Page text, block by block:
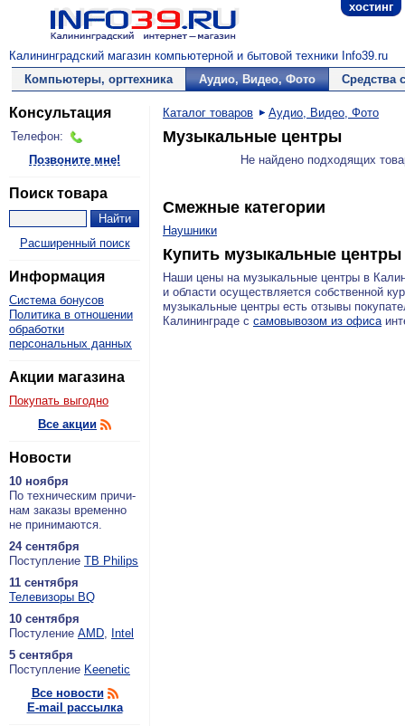
хостинг
Калининградский магазин компьютерной и бытовой техники Info39.ru
Компьютеры, оргтехника
Аудио, Видео, Фото Средства
Консультация
Телефон:
Позвоните мне!
Поиск товара
Расширенный поиск
Информация
Система бонусов
Политика в отношении
обработки
персональных данных
Акции магазина
Покупать выгодно
Все акции
Новости
10 ноября
По тех­ни­че­ским при­чи­
нам за­ка­зы вре­мен­но
не при­ни­ма­ют­ся.
24 сентября
По­ступ­ле­ние ТВ Philips
11 сентября
Теле­ви­зо­ры BQ
10 сентября
По­сту­ле­ние AMD, Intel
5 сентября
По­ступ­ле­ние Keenetic
Все новости
E-mail рассылка
Каталог товаров Аудио, Видео, Фото
Музыкальные центры
Не найдено подходящих
Смежные категории
Наушники
Купить музыкальные центры
Наши цены на музыкальные центры в
и области осуществляется собственной
музыкальные центры есть отзывы
Калининграде с самовывозом из офиса